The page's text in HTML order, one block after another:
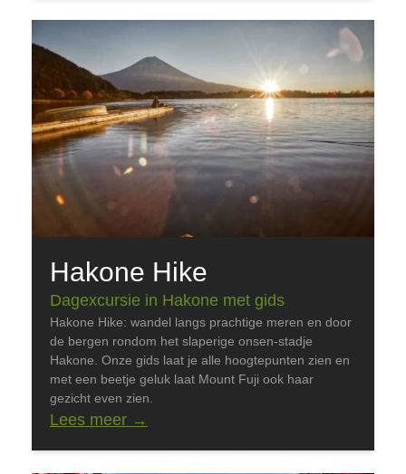
Hakone Hike
Dagexcursie in Hakone met gids
Hakone Hike: wandel langs prachtige meren en door
de bergen rondom het slaperige onsen-stadje
Hakone. Onze gids laat je alle hoogtepunten zien en
met een beetje geluk laat Mount Fuji ook haar
gezicht even zien.
Lees meer →